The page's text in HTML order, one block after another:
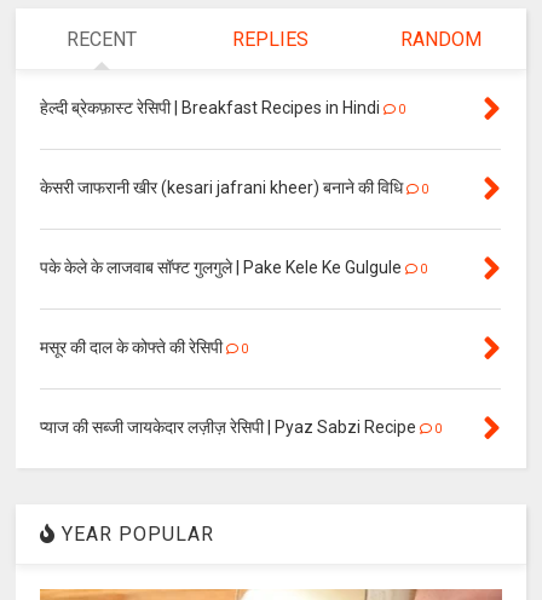
RECENT REPLIES RANDOM
हेल्दी ब्रेकफ़ास्ट रेसिपी | Breakfast Recipes in Hindi 0
केसरी जाफरानी खीर (kesari jafrani kheer) बनाने की विधि 0
पके केले के लाजवाब सॉफ्ट गुलगुले | Pake Kele Ke Gulgule 0
मसूर की दाल के कोफ्ते की रेसिपी 0
प्याज की सब्जी जायकेदार लज़ीज़ रेसिपी | Pyaz Sabzi Recipe 0
YEAR POPULAR